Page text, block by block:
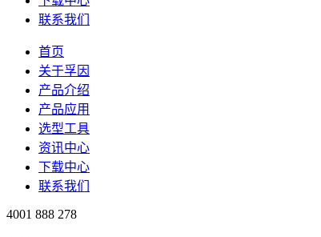
联系我们
首页
关于孚因
产品介绍
产品应用
选型工具
资讯中心
下载中心
联系我们
4001 888 278